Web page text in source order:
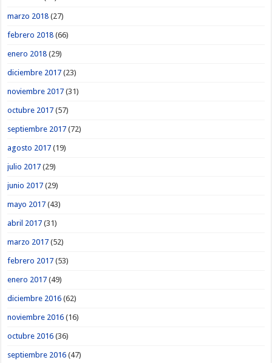
marzo 2018 (27)
febrero 2018 (66)
enero 2018 (29)
diciembre 2017 (23)
noviembre 2017 (31)
octubre 2017 (57)
septiembre 2017 (72)
agosto 2017 (19)
julio 2017 (29)
junio 2017 (29)
mayo 2017 (43)
abril 2017 (31)
marzo 2017 (52)
febrero 2017 (53)
enero 2017 (49)
diciembre 2016 (62)
noviembre 2016 (16)
octubre 2016 (36)
septiembre 2016 (47)